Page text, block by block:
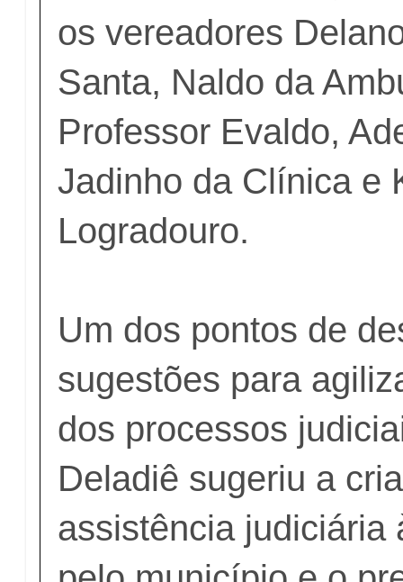
os vereadores
Santa, Naldo da
Professor Evaldo,
Jadinho da Clínica e
Logradouro.
Um dos pontos de
sugestões para
dos processos
Deladiê sugeriu a
assistência judiciária